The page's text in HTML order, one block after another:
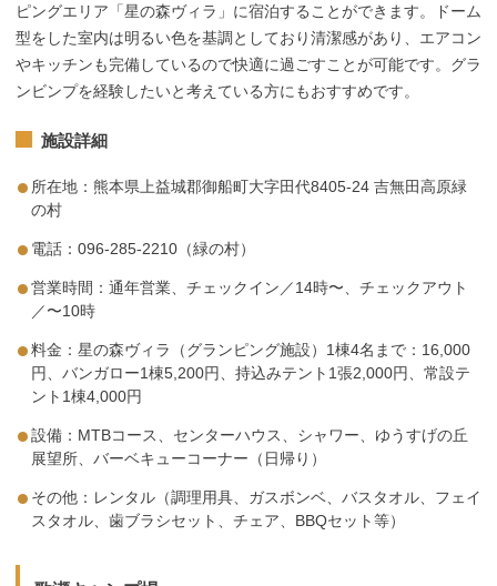
ピングエリア「星の森ヴィラ」に宿泊することができます。ドーム
型をした室内は明るい色を基調としており清潔感があり、エアコン
やキッチンも完備しているので快適に過ごすことが可能です。グラ
ンビンプを経験したいと考えている方にもおすすめです。
施設詳細
所在地：熊本県上益城郡御船町大字田代8405-24 吉無田高原緑
の村
電話：096-285-2210（緑の村）
営業時間：通年営業、チェックイン／14時〜、チェックアウト
／〜10時
料金：星の森ヴィラ（グランピング施設）1棟4名まで：16,000
円、バンガロー1棟5,200円、持込みテント1張2,000円、常設テ
ント1棟4,000円
設備：MTBコース、センターハウス、シャワー、ゆうすげの丘
展望所、バーベキューコーナー（日帰り）
その他：レンタル（調理用具、ガスボンベ、バスタオル、フェイ
スタオル、歯ブラシセット、チェア、BBQセット等）